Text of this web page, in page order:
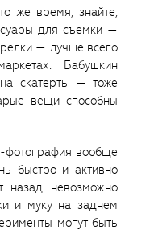
же время, знайте,
для съемки —
— лучше всего
Бабушкин
скатерть — тоже
вещи способны
фотография вообще
быстро и активно
назад невозможно
и муку на заднем
могут быть